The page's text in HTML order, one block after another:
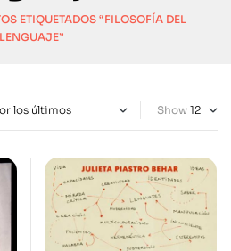
ETIQUETADOS “FILOSOFÍA DEL
LENGUAJE”
Show